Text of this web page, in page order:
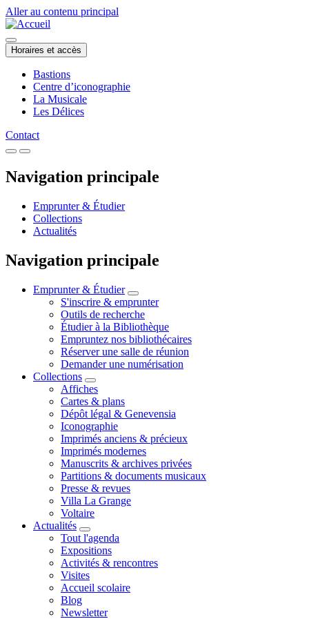
Aller au contenu principal
Horaires et accès
Bastions
Centre d’iconographie
La Musicale
Les Délices
Contact
Navigation principale
Emprunter & Étudier
Collections
Actualités
Navigation principale
Emprunter & Étudier
S'inscrire & emprunter
Outils de recherche
Étudier à la Bibliothèque
Empruntez nos bibliothécaires
Réserver une salle de réunion
Demander une numérisation
Collections
Affiches
Cartes & plans
Dépôt légal & Genevensia
Iconographie
Imprimés anciens & précieux
Imprimés modernes
Manuscrits & archives privées
Partitions & documents musicaux
Presse & revues
Villa La Grange
Voltaire
Actualités
Tout l'agenda
Expositions
Activités & rencontres
Visites
Accueil scolaire
Blog
Newsletter